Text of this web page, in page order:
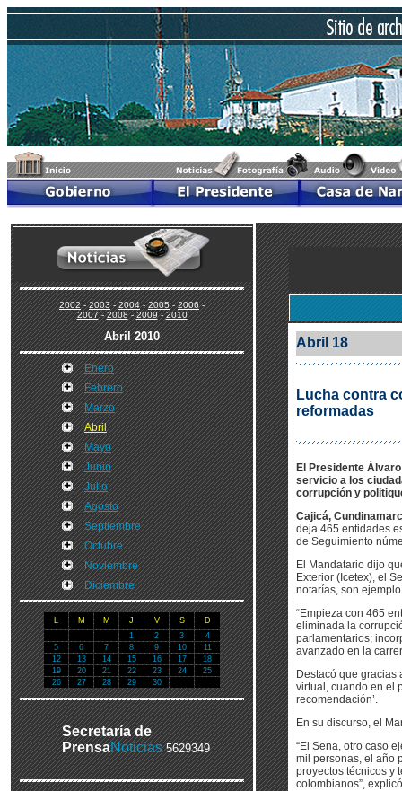
2002-2003-2004-2005-2006-
2007-2008-2009-2010
Abril 2010
Enero
Febrero
Marzo
Abril
Mayo
Junio
Julio
Agosto
Septiembre
Octubre
Noviembre
Diciembre
L M M J V S
D
1
2 3
4
5
6 7 8 9 10
11
12
13 14 15 16 17
18
19
20 21 22 23 24
25
26
27 28 29 30
Secretaría de
PrensaNoticias 5629349
Abril 18
Lucha contra
reformadas
El Presidente
servicio a los
corrupción y
Cajicá,
deja 465 entidades
de Seguimiento
El Mandatario dijo
Exterior (Icetex), el
notarías, son
“Empieza con 465
eliminada la
parlamentarios;
avanzado en la
Destacó que gracias
virtual, cuando en el
recomendación’.
En su discurso, el
“El Sena, otro caso
mil personas, el año
proyectos técnicos y
colombianos”,